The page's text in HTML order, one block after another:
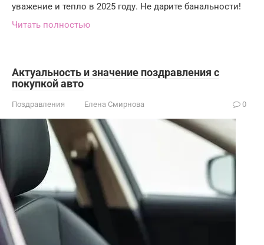
уважение и тепло в 2025 году. Не дарите банальности!
Читать полностью
Актуальность и значение поздравления с
покупкой авто
Поздравления Елена Смирнова 0